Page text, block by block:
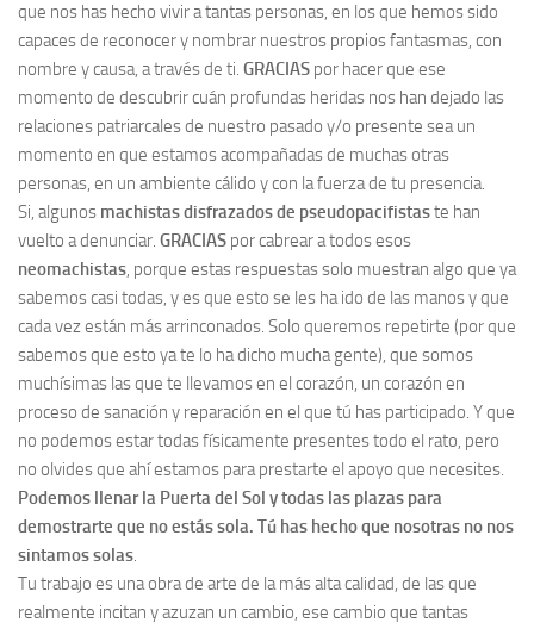
que nos has hecho vivir a tantas personas, en los que hemos sido
capaces de reconocer y nombrar nuestros propios fantasmas, con
nombre y causa, a través de ti. GRACIAS por hacer que ese
momento de descubrir cuán profundas heridas nos han dejado las
relaciones patriarcales de nuestro pasado y/o presente sea un
momento en que estamos acompañadas de muchas otras
personas, en un ambiente cálido y con la fuerza de tu presencia.
Si, algunos machistas disfrazados de pseudopacifistaste han
vuelto a denunciar. GRACIAS por cabrear a todos esos
neomachistas, porque estas respuestas solo muestran algo que ya
sabemos casi todas, y es que esto se les ha ido de las manos y que
cada vez están más arrinconados. Solo queremos repetirte (por que
sabemos que esto ya te lo ha dicho mucha gente), que somos
muchísimas las que te llevamos en el corazón, un corazón en
proceso de sanación y reparación en el que tú has participado. Y que
no podemos estar todas físicamente presentes todo el rato, pero
no olvides que ahí estamos para prestarte el apoyo que necesites.
Podemos llenar la Puerta del Sol y todas las plazas para
demostrarte que no estás sola. Tú has hecho que nosotras no nos
sintamos solas.
Tu trabajo es una obra de arte de la más alta calidad, de las que
realmente incitan y azuzan un cambio, ese cambio que tantas